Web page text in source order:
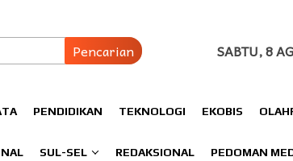
Pencarian SABTU, 8
PENDIDIKAN TEKNOLOGI EKOBIS
SUL-SEL REDAKSIONAL PEDOMAN